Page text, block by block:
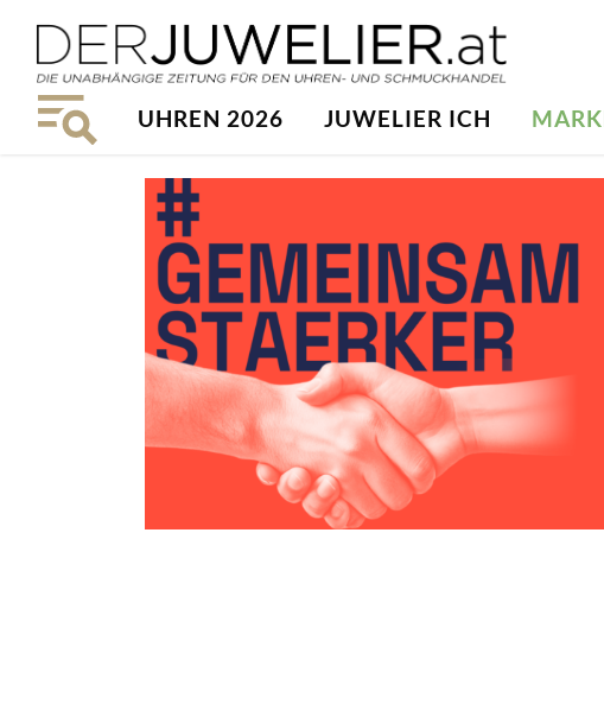
UHREN 2026 JUWELIER ICH